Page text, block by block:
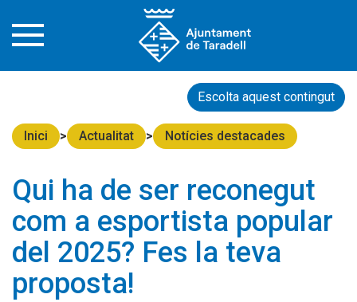
Escolta aquest contingut
Inici Actualitat Notícies destacades
Qui ha de ser reconegut
com a esportista popular
del 2025? Fes la teva
proposta!